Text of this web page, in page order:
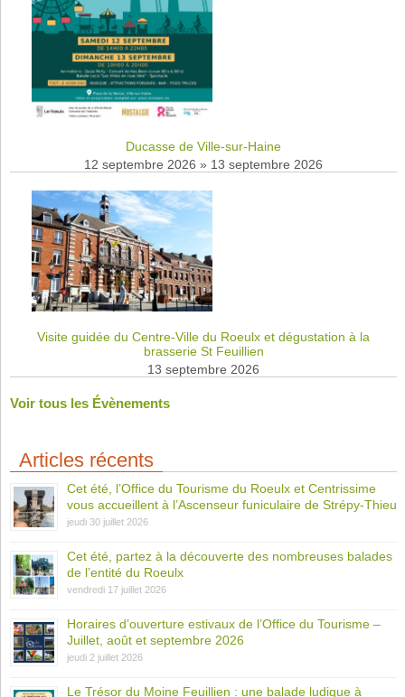
Ducasse de Ville-sur-Haine
12 septembre 2026 » 13 septembre 2026
Visite guidée du Centre-Ville du Roeulx et dégustation à la
brasserie St Feuillien
13 septembre 2026
Voir tous les Évènements
Articles récents
Cet été, l’Office du Tourisme du Roeulx et Centrissime
vous accueillent à l’Ascenseur funiculaire de Strépy-Thieu
jeudi 30 juillet 2026
Cet été, partez à la découverte des nombreuses balades
de l’entité du Roeulx
vendredi 17 juillet 2026
Horaires d’ouverture estivaux de l’Office du Tourisme –
Juillet, août et septembre 2026
jeudi 2 juillet 2026
Le Trésor du Moine Feuillien : une balade ludique à